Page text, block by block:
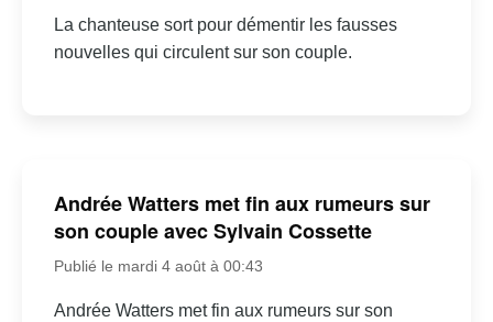
La chanteuse sort pour démentir les fausses
nouvelles qui circulent sur son couple.
Andrée Watters met fin aux rumeurs sur
son couple avec Sylvain Cossette
Publié le mardi 4 août à 00:43
Andrée Watters met fin aux rumeurs sur son